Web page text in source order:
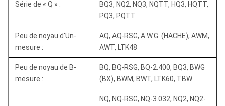
NQ3
45 millimètres (1-3/8
(3 dedans)
QG
63,5 millimètres (2-
HQ3
61,1 millimètres (2-
96 millimètres (3-
Série de « Q » :
BQ3, NQ2, NQ3, NQTT, HQ3, HQTT,
PQ3, PQTT
Peu de noyau d'Un-
mesure :
AQ, AQ-RSG, A.W.G. (HACHE), AWM,
AWT, LTK48
Peu de noyau de B-
mesure :
BQ, BQ-RSG, BQ-2.400, BQ3, BWG
(BX), BWM, BWT, LTK60, TBW
NQ, NQ-RSG, NQ-3.032, NQ2, NQ2-